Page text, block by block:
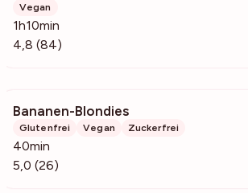
Vegan
1h10min
4,8 (84)
Bananen-Blondies
Glutenfrei Vegan Zuckerfrei
40min
5,0 (26)